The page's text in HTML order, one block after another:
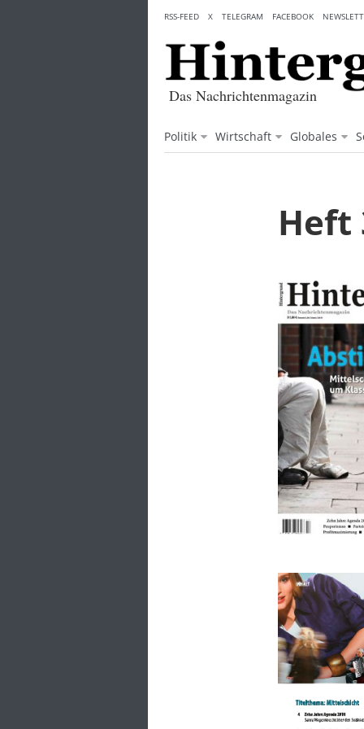
content
Das Nachrichtenmagazin
Politik Wirtschaft Globales
RSS-FEED X TELEGRAM FACEBOOK
Heft